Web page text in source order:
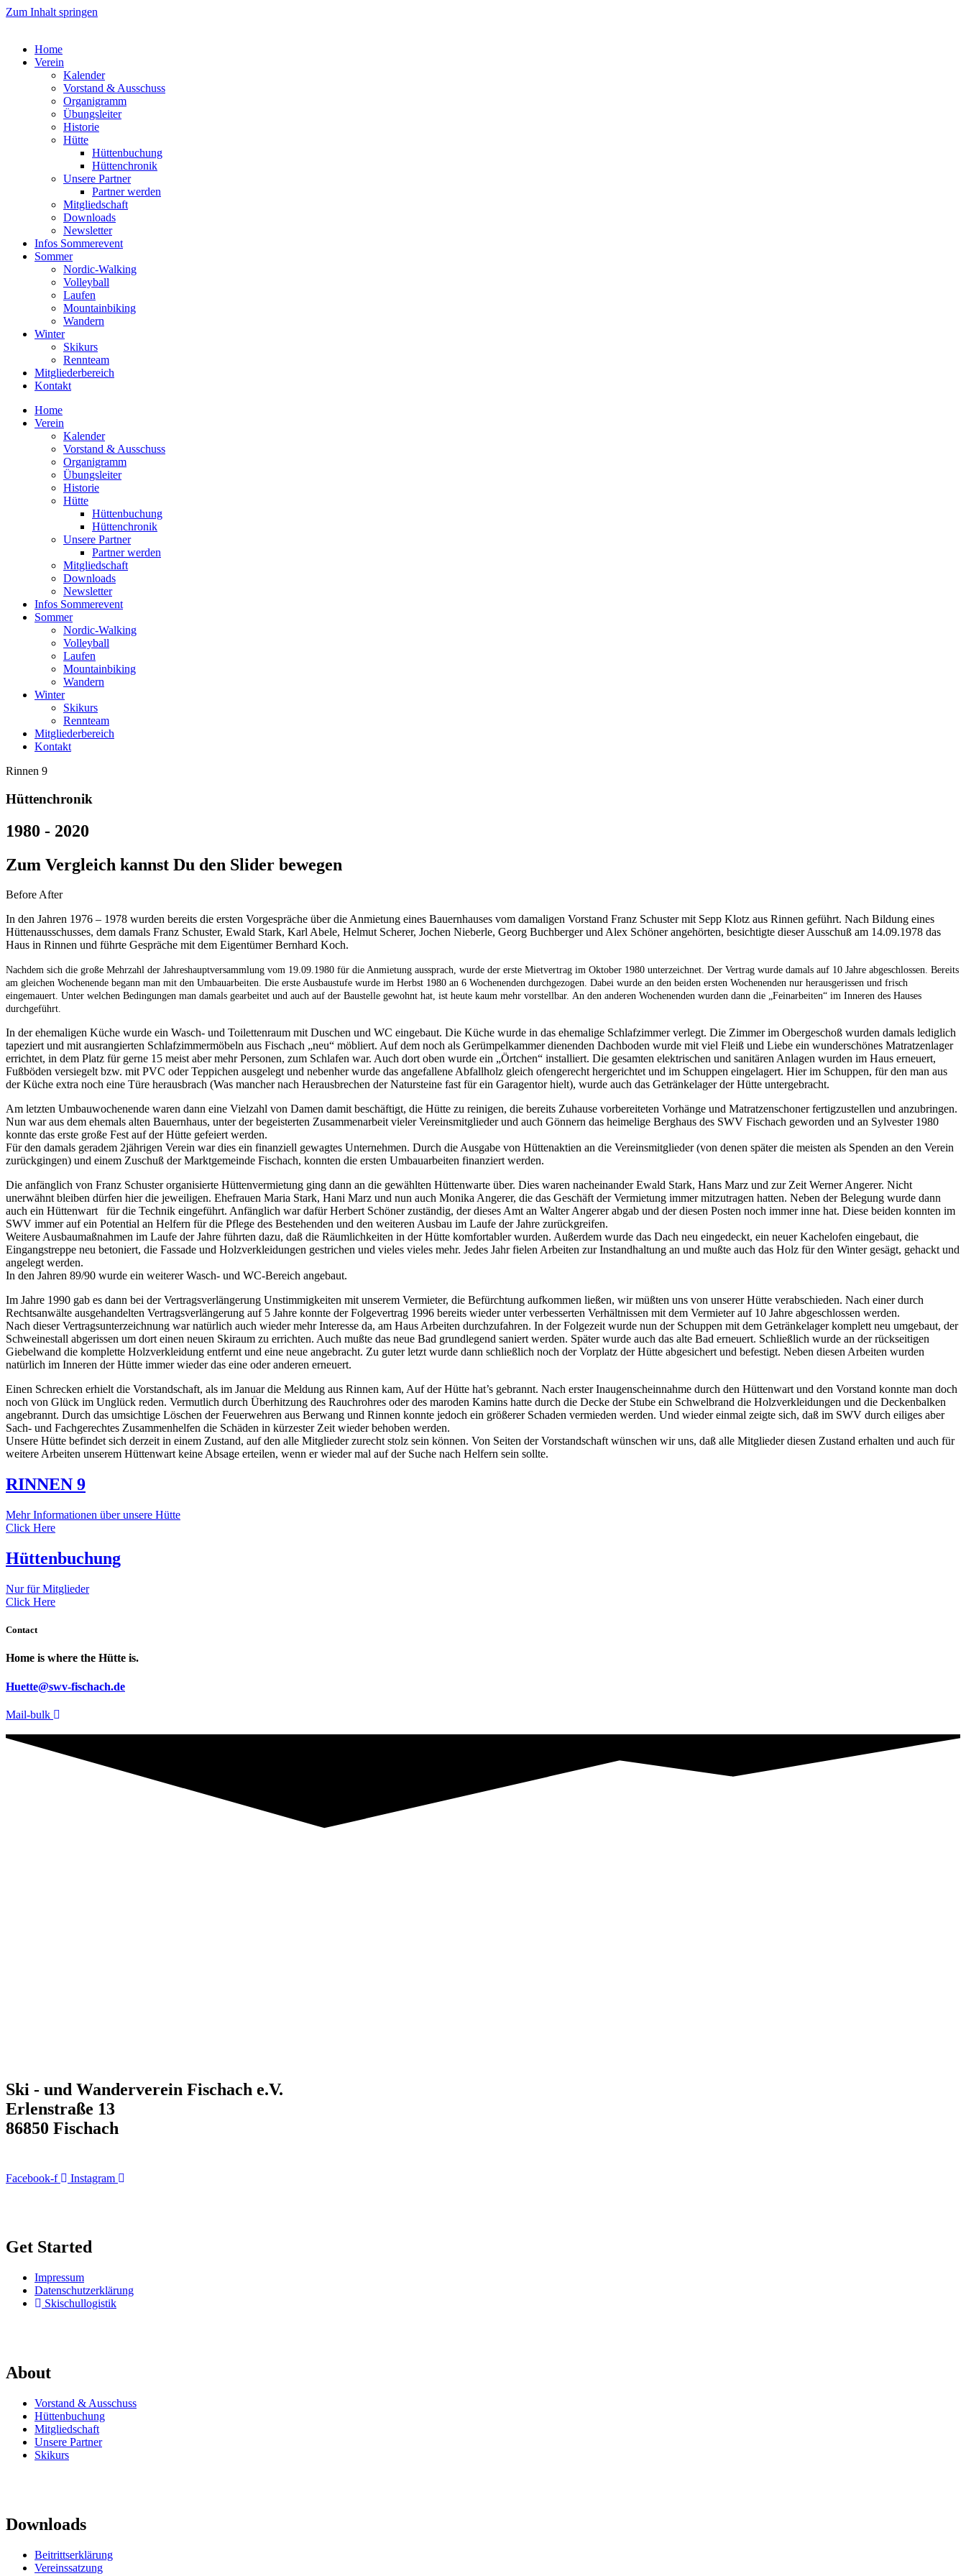
Zum Inhalt springen
Home
Verein
Kalender
Vorstand & Ausschuss
Organigramm
Übungsleiter
Historie
Hütte
Hüttenbuchung
Hüttenchronik
Unsere Partner
Partner werden
Mitgliedschaft
Downloads
Newsletter
Infos Sommerevent
Sommer
Nordic-Walking
Volleyball
Laufen
Mountainbiking
Wandern
Winter
Skikurs
Rennteam
Mitgliederbereich
Kontakt
Home
Verein
Kalender
Vorstand & Ausschuss
Organigramm
Übungsleiter
Historie
Hütte
Hüttenbuchung
Hüttenchronik
Unsere Partner
Partner werden
Mitgliedschaft
Downloads
Newsletter
Infos Sommerevent
Sommer
Nordic-Walking
Volleyball
Laufen
Mountainbiking
Wandern
Winter
Skikurs
Rennteam
Mitgliederbereich
Kontakt
Rinnen 9
Hüttenchronik
1980 - 2020
Zum Vergleich kannst Du den Slider bewegen
BeforeAfter
In den Jahren 1976 – 1978 wurden bereits die ersten Vorgespräche über die Anmietung eines Bauernhauses vom damaligen Vorstand Franz Schuster mit Sepp Klotz aus Rinnen geführt. Nach Bildung eines
Hüttenausschusses, dem damals Franz Schuster, Ewald Stark, Karl Abele, Helmut Scherer, Jochen Nieberle, Georg Buchberger und Alex Schöner angehörten, besichtigte dieser Ausschuß am 14.09.1978 das
Haus in Rinnen und führte Gespräche mit dem Eigentümer Bernhard Koch.
Nachdem sich die große Mehrzahl der Jahreshauptversammlung vom 19.09.1980 für die Anmietung aussprach, wurde der erste Mietvertrag im Oktober 1980 unterzeichnet. Der Vertrag wurde damals auf 10 Jahre abgeschlossen. Bereits
am gleichen Wochenende begann man mit den Umbauarbeiten. Die erste Ausbaustufe wurde im Herbst 1980 an 6 Wochenenden durchgezogen. Dabei wurde an den beiden ersten Wochenenden nur herausgerissen und frisch
eingemauert. Unter welchen Bedingungen man damals gearbeitet und auch auf der Baustelle gewohnt hat, ist heute kaum mehr vorstellbar. An den anderen Wochenenden wurden dann die „Feinarbeiten“ im Inneren des Hauses
durchgeführt.
In der ehemaligen Küche wurde ein Wasch- und Toilettenraum mit Duschen und WC eingebaut. Die Küche wurde in das ehemalige Schlafzimmer verlegt. Die Zimmer im Obergeschoß wurden damals lediglich
tapeziert und mit ausrangierten Schlafzimmermöbeln aus Fischach „neu“ möbliert. Auf dem noch als Gerümpelkammer dienenden Dachboden wurde mit viel Fleiß und Liebe ein wunderschönes Matratzenlager
errichtet, in dem Platz für gerne 15 meist aber mehr Personen, zum Schlafen war. Auch dort oben wurde ein „Örtchen“ installiert. Die gesamten elektrischen und sanitären Anlagen wurden im Haus erneuert,
Fußböden versiegelt bzw. mit PVC oder Teppichen ausgelegt und nebenher wurde das angefallene Abfallholz gleich ofengerecht hergerichtet und im Schuppen eingelagert. Hier im Schuppen, für den man aus
der Küche extra noch eine Türe herausbrach (Was mancher nach Herausbrechen der Natursteine fast für ein Garagentor hielt), wurde auch das Getränkelager der Hütte untergebracht.
Am letzten Umbauwochenende waren dann eine Vielzahl von Damen damit beschäftigt, die Hütte zu reinigen, die bereits Zuhause vorbereiteten Vorhänge und Matratzenschoner fertigzustellen und anzubringen.
Nun war aus dem ehemals alten Bauernhaus, unter der begeisterten Zusammenarbeit vieler Vereinsmitglieder und auch Gönnern das heimelige Berghaus des SWV Fischach geworden und an Sylvester 1980
konnte das erste große Fest auf der Hütte gefeiert werden.
Für den damals geradem 2jährigen Verein war dies ein finanziell gewagtes Unternehmen. Durch die Ausgabe von Hüttenaktien an die Vereinsmitglieder (von denen später die meisten als Spenden an den Verein
zurückgingen) und einem Zuschuß der Marktgemeinde Fischach, konnten die ersten Umbauarbeiten finanziert werden.
Die anfänglich von Franz Schuster organisierte Hüttenvermietung ging dann an die gewählten Hüttenwarte über. Dies waren nacheinander Ewald Stark, Hans Marz und zur Zeit Werner Angerer. Nicht
unerwähnt bleiben dürfen hier die jeweiligen. Ehefrauen Maria Stark, Hani Marz und nun auch Monika Angerer, die das Geschäft der Vermietung immer mitzutragen hatten. Neben der Belegung wurde dann
auch ein Hüttenwart für die Technik eingeführt. Anfänglich war dafür Herbert Schöner zuständig, der dieses Amt an Walter Angerer abgab und der diesen Posten noch immer inne hat. Diese beiden konnten im
SWV immer auf ein Potential an Helfern für die Pflege des Bestehenden und den weiteren Ausbau im Laufe der Jahre zurückgreifen.
Weitere Ausbaumaßnahmen im Laufe der Jahre führten dazu, daß die Räumlichkeiten in der Hütte komfortabler wurden. Außerdem wurde das Dach neu eingedeckt, ein neuer Kachelofen eingebaut, die
Eingangstreppe neu betoniert, die Fassade und Holzverkleidungen gestrichen und vieles vieles mehr. Jedes Jahr fielen Arbeiten zur Instandhaltung an und mußte auch das Holz für den Winter gesägt, gehackt und
angelegt werden.
In den Jahren 89/90 wurde ein weiterer Wasch- und WC-Bereich angebaut.
Im Jahre 1990 gab es dann bei der Vertragsverlängerung Unstimmigkeiten mit unserem Vermieter, die Befürchtung aufkommen ließen, wir müßten uns von unserer Hütte verabschieden. Nach einer durch
Rechtsanwälte ausgehandelten Vertragsverlängerung auf 5 Jahre konnte der Folgevertrag 1996 bereits wieder unter verbesserten Verhältnissen mit dem Vermieter auf 10 Jahre abgeschlossen werden.
Nach dieser Vertragsunterzeichnung war natürlich auch wieder mehr Interesse da, am Haus Arbeiten durchzufahren. In der Folgezeit wurde nun der Schuppen mit dem Getränkelager komplett neu umgebaut, der
Schweinestall abgerissen um dort einen neuen Skiraum zu errichten. Auch mußte das neue Bad grundlegend saniert werden. Später wurde auch das alte Bad erneuert. Schließlich wurde an der rückseitigen
Giebelwand die komplette Holzverkleidung entfernt und eine neue angebracht. Zu guter letzt wurde dann schließlich noch der Vorplatz der Hütte abgesichert und befestigt. Neben diesen Arbeiten wurden
natürlich im Inneren der Hütte immer wieder das eine oder anderen erneuert.
Einen Schrecken erhielt die Vorstandschaft, als im Januar die Meldung aus Rinnen kam, Auf der Hütte hat’s gebrannt. Nach erster Inaugenscheinnahme durch den Hüttenwart und den Vorstand konnte man doch
noch von Glück im Unglück reden. Vermutlich durch Überhitzung des Rauchrohres oder des maroden Kamins hatte durch die Decke der Stube ein Schwelbrand die Holzverkleidungen und die Deckenbalken
angebrannt. Durch das umsichtige Löschen der Feuerwehren aus Berwang und Rinnen konnte jedoch ein größerer Schaden vermieden werden. Und wieder einmal zeigte sich, daß im SWV durch eiliges aber
Sach- und Fachgerechtes Zusammenhelfen die Schäden in kürzester Zeit wieder behoben werden.
Unsere Hütte befindet sich derzeit in einem Zustand, auf den alle Mitglieder zurecht stolz sein können. Von Seiten der Vorstandschaft wünschen wir uns, daß alle Mitglieder diesen Zustand erhalten und auch für
weitere Arbeiten unserem Hüttenwart keine Absage erteilen, wenn er wieder mal auf der Suche nach Helfern sein sollte.
RINNEN 9
Mehr Informationen über unsere Hütte
Click Here
Hüttenbuchung
Nur für Mitglieder
Click Here
Contact
Home is where the Hütte is.
Huette@swv-fischach.de
Mail-bulk
Ski - und Wanderverein Fischach e.V.
Erlenstraße 13
86850 Fischach
Facebook-f Instagram
Get Started
Impressum
Datenschutzerklärung
Skischullogistik
About
Vorstand & Ausschuss
Hüttenbuchung
Mitgliedschaft
Unsere Partner
Skikurs
Downloads
Beitrittserklärung
Vereinssatzung